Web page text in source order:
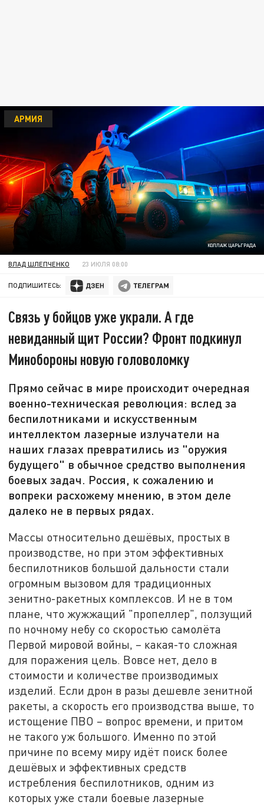
КОЛЛАЖ ЦАРЬГРАДА
АРМИЯ
ВЛАД ШЛЕПЧЕНКО 23 ИЮЛЯ 08:00
ПОДПИШИТЕСЬ:
Связь у бойцов уже украли. А где
невиданный щит России? Фронт подкинул
Минобороны новую головоломку
Прямо сейчас в мире происходит очередная
военно-техническая революция: вслед за
беспилотниками и искусственным
интеллектом лазерные излучатели на
наших глазах превратились из "оружия
будущего" в обычное средство выполнения
боевых задач. Россия, к сожалению и
вопреки расхожему мнению, в этом деле
далеко не в первых рядах.
Массы относительно дешёвых, простых в
производстве, но при этом эффективных
беспилотников большой дальности стали
огромным вызовом для традиционных
зенитно-ракетных комплексов. И не в том
плане, что жужжащий "пропеллер", ползущий
по ночному небу со скоростью самолёта
Первой мировой войны, – какая-то сложная
для поражения цель. Вовсе нет, дело в
стоимости и количестве производимых
изделий. Если дрон в разы дешевле зенитной
ракеты, а скорость его производства выше, то
истощение ПВО – вопрос времени, и притом
не такого уж большого. Именно по этой
причине по всему миру идёт поиск более
дешёвых и эффективных средств
истребления беспилотников, одним из
которых уже стали боевые лазерные